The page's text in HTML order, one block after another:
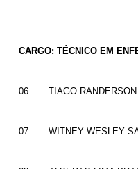
CARGO: TÉCNICO EM
06 TIAGO
07 WITNEY WESLEY